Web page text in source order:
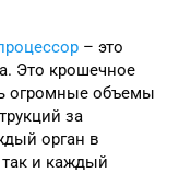
– это
Это крошечное
огромные объемы
за
орган в
и каждый